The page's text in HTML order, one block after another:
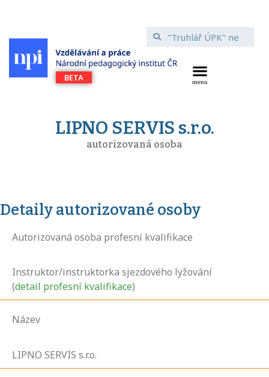
LIPNO SERVIS s.r.o.
autorizovaná osoba
Detaily autorizované osoby
Autorizovaná osoba profesní kvalifikace
Instruktor/instruktorka sjezdového lyžování
(detail profesní kvalifikace)
Název
LIPNO SERVIS s.r.o.